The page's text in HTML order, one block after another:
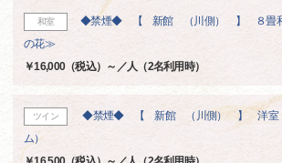
和室
◆禁煙◆ 【 新館 （川側） 】 ８畳
の花≫
￥16,000（税込）～／人（2名利用時）
ツイン
◆禁煙◆ 【 新館 （川側） 】 洋室
ム）